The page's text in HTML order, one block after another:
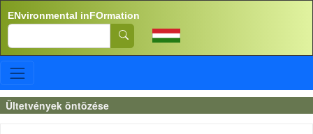
ENvironmental inFOrmation
Search
Ültetvények öntözése